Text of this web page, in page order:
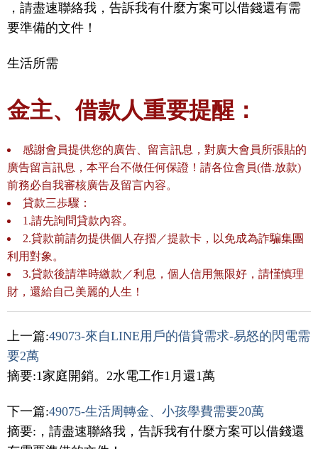
，請盡速聯絡我，告訴我有什麼方案可以借錢還有需
要準備的文件！
生活所需
金主、借款人重要提醒：
感謝會員提供您的廣告、留言訊息，對廣大會員所張貼的
廣告留言訊息，本平台不做任何保證！請各位會員(借.放款)
前務必自我審核廣告及留言內容。
貸款三歩驟：
1.請先詢問貸款內容。
2.貸款前請勿提供個人存摺／提款卡，以免成為詐騙集團
利用對象。
3.貸款後請準時繳款／利息，個人信用無限好，請慬慎理
財，還給自己美麗的人生！
上一篇:49073-來自LINE用戶的借貸需求-易怒的閃電需
要2萬
摘要:1家庭開銷。2水電工作1月還1萬
下一篇:49075-生活周轉金、小孩學費需要20萬
摘要:，請盡速聯絡我，告訴我有什麼方案可以借錢還